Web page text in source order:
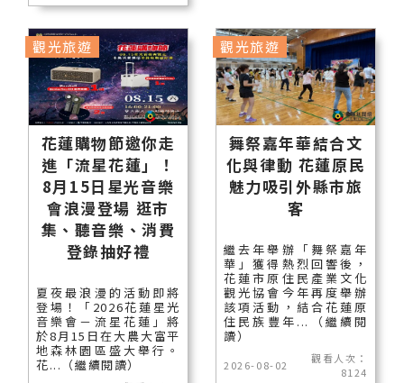
花蓮購物節邀你走
進「流星花蓮」！
8月15日星光音樂
會浪漫登場 逛市
集、聽音樂、消費
登錄抽好禮
夏夜最浪漫的活動即將
登場！「2026花蓮星光
音樂會－流星花蓮」將
於8月15日在大農大富平
地森林園區盛大舉行。
花...（繼續閱讀）
觀光旅遊
舞祭嘉年華結合文
化與律動 花蓮原民
魅力吸引外縣市旅
客
繼去年舉辦「舞祭嘉年
華」獲得熱烈回響後，
花蓮市原住民產業文化
觀光協會今年再度舉辦
該項活動，結合花蓮原
住民族豐年...（繼續閱
讀）
2026-08-02
觀看人次：
8124
觀光旅遊